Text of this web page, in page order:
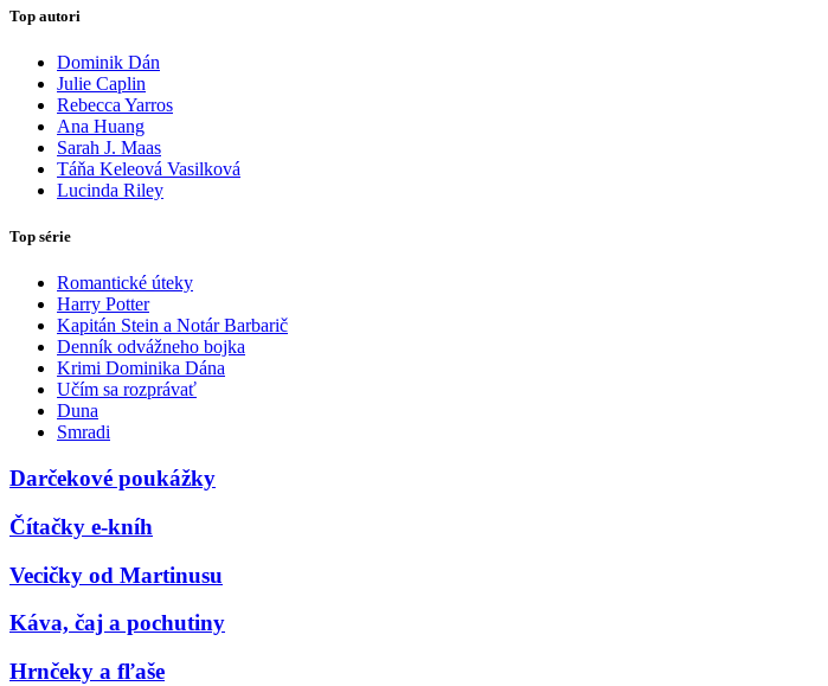
Top autori
Dominik Dán
Julie Caplin
Rebecca Yarros
Ana Huang
Sarah J. Maas
Táňa Keleová Vasilková
Lucinda Riley
Top série
Romantické úteky
Harry Potter
Kapitán Stein a Notár Barbarič
Denník odvážneho bojka
Krimi Dominika Dána
Učím sa rozprávať
Duna
Smradi
Darčekové poukážky
Čítačky e-kníh
Vecičky od Martinusu
Káva, čaj a pochutiny
Hrnčeky a fľaše